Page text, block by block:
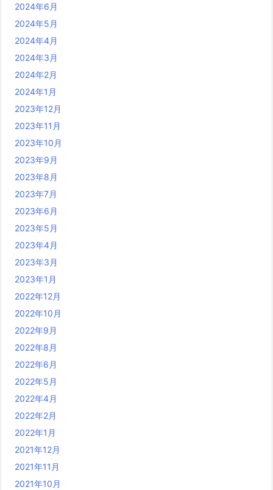
2024年6月
2024年5月
2024年4月
2024年3月
2024年2月
2024年1月
2023年12月
2023年11月
2023年10月
2023年9月
2023年8月
2023年7月
2023年6月
2023年5月
2023年4月
2023年3月
2023年1月
2022年12月
2022年10月
2022年9月
2022年8月
2022年6月
2022年5月
2022年4月
2022年2月
2022年1月
2021年12月
2021年11月
2021年10月